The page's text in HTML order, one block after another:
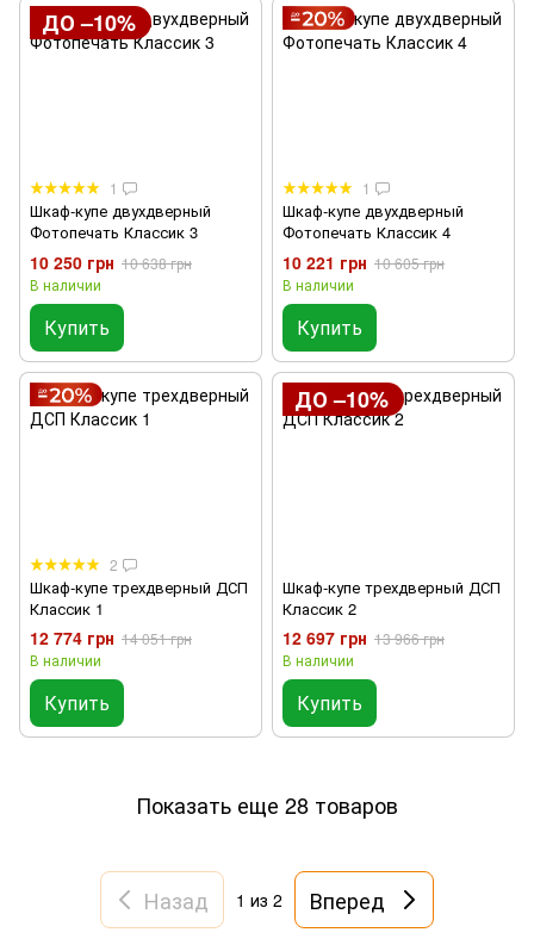
ДО –10%
1
Шкаф-купе двухдверный
Фотопечать Классик 3
10 250 грн 10 638 грн
В наличии
Купить
1
Шкаф-купе двухдверный
Фотопечать Классик 4
10 221 грн 10 605 грн
В наличии
Купить
2
Шкаф-купе трехдверный ДСП
Классик 1
12 774 грн 14 051 грн
В наличии
Купить
ДО –10%
Шкаф-купе трехдверный ДСП
Классик 2
12 697 грн 13 966 грн
В наличии
Купить
Показать еще 28 товаров
Назад 1 из 2 Вперед